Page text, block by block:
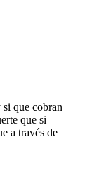
que cobran
que si
a través de